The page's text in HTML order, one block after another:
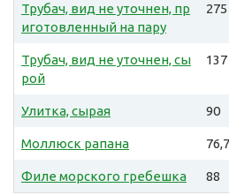
Трубач, вид не уточнен, пр
иготовленный на пару
275
Трубач, вид не уточнен, сы
рой
137
Улитка, сырая 90
Моллюск рапана 76,7
Филе морского гребешка 88